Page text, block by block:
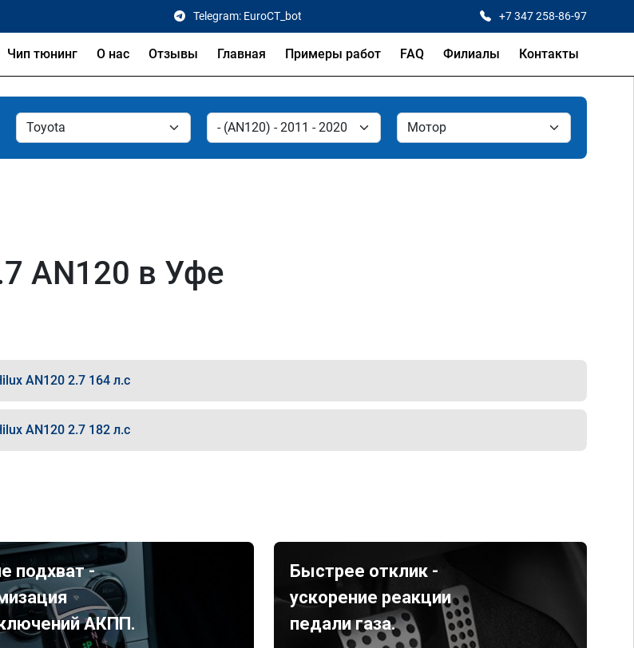
Telegram: EuroCT_bot +7 347 258-86-97
Чип тюнинг О нас Отзывы Главная Примеры работ FAQ Филиалы Контакты
AN120 в Уфе
AN120 2.7 164 л.с
AN120 2.7 182 л.с
подхват -
АКПП.
Быстрее отклик -
ускорение реакции
педали газа.